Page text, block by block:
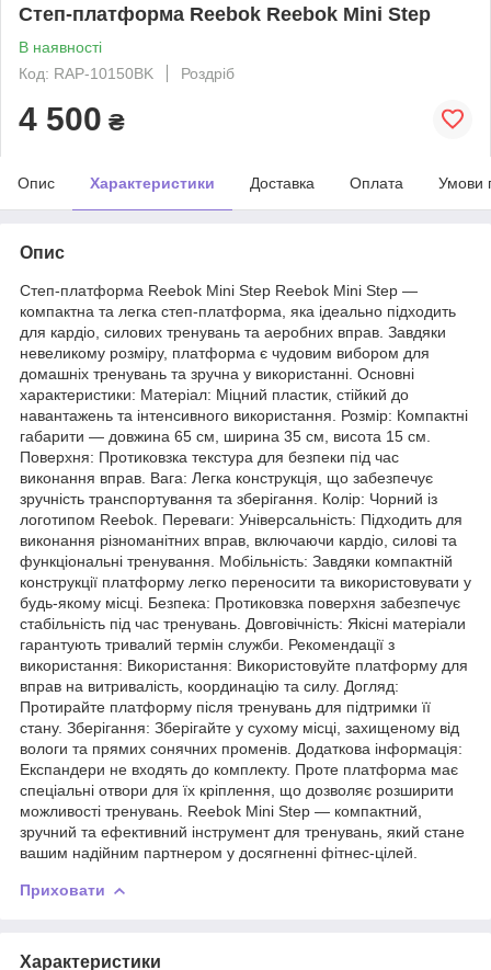
Степ-платформа Reebok Reebok Mini Step
В наявності
Код: RAP-10150BK
Роздріб
4 500 ₴
Опис Характеристики Доставка Оплата Умови
Опис
Степ-платформа Reebok Mini Step Reebok Mini Step —
компактна та легка степ-платформа, яка ідеально підходить
для кардіо, силових тренувань та аеробних вправ. Завдяки
невеликому розміру, платформа є чудовим вибором для
домашніх тренувань та зручна у використанні. Основні
характеристики: Матеріал: Міцний пластик, стійкий до
навантажень та інтенсивного використання. Розмір: Компактні
габарити — довжина 65 см, ширина 35 см, висота 15 см.
Поверхня: Протиковзка текстура для безпеки під час
виконання вправ. Вага: Легка конструкція, що забезпечує
зручність транспортування та зберігання. Колір: Чорний із
логотипом Reebok. Переваги: Універсальність: Підходить для
виконання різноманітних вправ, включаючи кардіо, силові та
функціональні тренування. Мобільність: Завдяки компактній
конструкції платформу легко переносити та використовувати у
будь-якому місці. Безпека: Протиковзка поверхня забезпечує
стабільність під час тренувань. Довговічність: Якісні матеріали
гарантують тривалий термін служби. Рекомендації з
використання: Використання: Використовуйте платформу для
вправ на витривалість, координацію та силу. Догляд:
Протирайте платформу після тренувань для підтримки її
стану. Зберігання: Зберігайте у сухому місці, захищеному від
вологи та прямих сонячних променів. Додаткова інформація:
Експандери не входять до комплекту. Проте платформа має
спеціальні отвори для їх кріплення, що дозволяє розширити
можливості тренувань. Reebok Mini Step — компактний,
зручний та ефективний інструмент для тренувань, який стане
вашим надійним партнером у досягненні фітнес-цілей.
Приховати
Характеристики